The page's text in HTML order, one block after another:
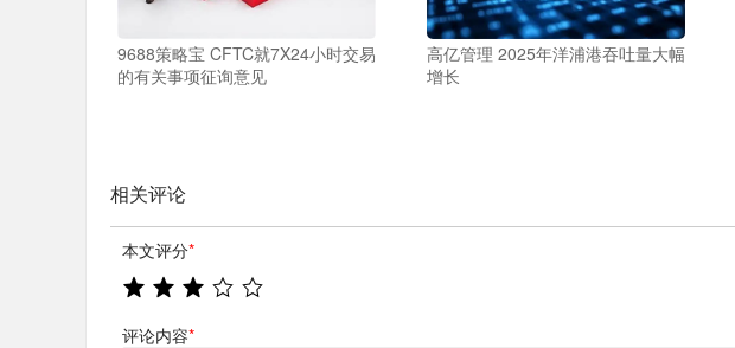
9688策略宝 CFTC就7X24小时交易
的有关事项征询意见
高亿管理 2025年洋浦港吞吐量大幅
增长
相关评论
本文评分*
评论内容*